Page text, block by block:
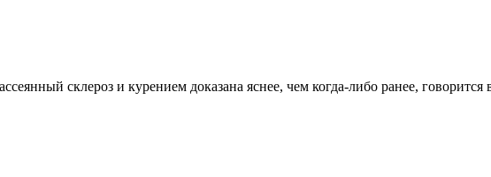
склероз и курением доказана яснее, чем когда-либо ранее,